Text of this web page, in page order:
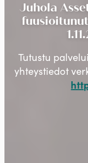
Juhola
Tutustu
yhteystiedot